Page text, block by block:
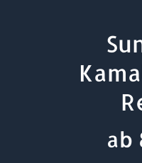
ab